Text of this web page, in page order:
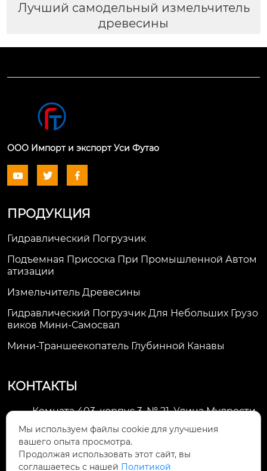
Лучший самодельный измельчитель
древесины
ООО Импорт и экспорт Уси Футао
  
ПРОДУКЦИЯ
Гидравлический Погрузчик
Подъемная Присоска При Промышленной Автом
Атизации
Измельчитель Древесины
Гидравлический Погрузчик Для Небольших Грузо
Виков Мини-Самосвал
Мини-Траншеекопатель Глубинной Канавы
КОНТАКТЫ
Комната 403, корпус 3, № 21, Улица Мудрости,
Зона экономического развития Хуэйшань,
город Уси
li@futaogroup.com
Мы используем файлы cookie для улучшения
вашего опыта просмотра.
Продолжая использовать этот сайт, вы
соглашаетесь с нашей Политикой